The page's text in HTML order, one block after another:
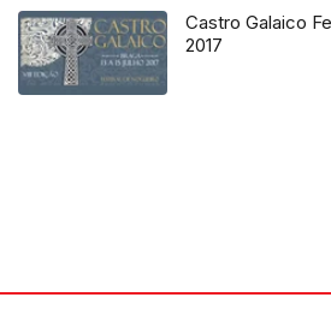
Castro Galaico
2017